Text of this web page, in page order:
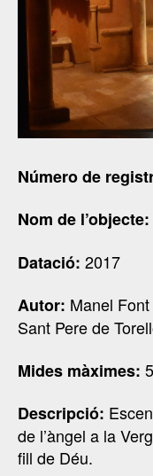
Número de
Nom de l’objecte:
Datació: 2017
Autor: Manel
Sant Pere de
Mides màximes:
Descripció:
de l’àngel a la
fill de Déu.